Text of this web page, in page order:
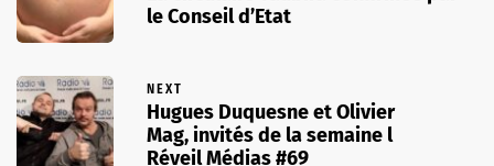
le Conseil d’Etat
NEXT
Hugues Duquesne et Olivier
Mag, invités de la semaine l
Réveil Médias #69